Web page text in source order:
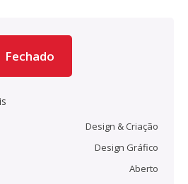
Fechado
Design & Criação
Design Gráfico
Aberto